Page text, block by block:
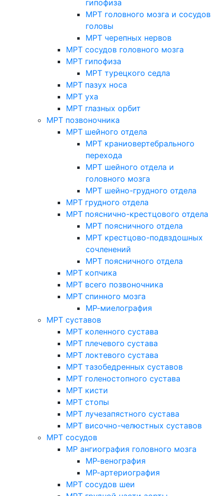
гипофиза
МРТ головного мозга и сосудов
головы
МРТ черепных нервов
МРТ сосудов головного мозга
МРТ гипофиза
МРТ турецкого седла
МРТ пазух носа
МРТ уха
МРТ глазных орбит
МРТ позвоночника
МРТ шейного отдела
МРТ краниовертебрального
перехода
МРТ шейного отдела и
головного мозга
МРТ шейно-грудного отдела
МРТ грудного отдела
МРТ пояснично-крестцового отдела
МРТ поясничного отдела
МРТ крестцово-подвздошных
сочленений
МРТ поясничного отдела
МРТ копчика
МРТ всего позвоночника
МРТ спинного мозга
МР-миелография
МРТ суставов
МРТ коленного сустава
МРТ плечевого сустава
МРТ локтевого сустава
МРТ тазобедренных суставов
МРТ голеностопного сустава
МРТ кисти
МРТ стопы
МРТ лучезапястного сустава
МРТ височно-челюстных суставов
МРТ сосудов
МР ангиография головного мозга
МР-венография
МР-артериография
МРТ сосудов шеи